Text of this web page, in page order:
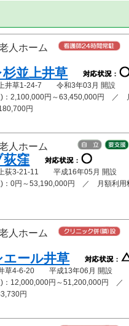
人ホーム
並上井草
井草1-24-7 令和3年03月 開設
)：2,100,000円～63,450,000円 ／
円
老人ホーム
荻窪
荻3-21-11 平成16年05月 開設
)：0円～53,190,000円 ／ 月額利用
人ホーム
エール井草
草4-6-20 平成13年06月 開設
)：12,000,000円～51,200,000円 ／
円